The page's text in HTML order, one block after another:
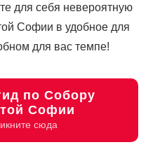
для себя невероятную
Софии в удобное для
для вас темпе!
по Собору
Софии
сюда